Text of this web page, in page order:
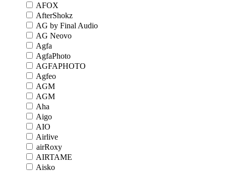
AFOX
AfterShokz
AG by Final Audio
AG Neovo
Agfa
AgfaPhoto
AGFAPHOTO
Agfeo
AGM
AGM
Aha
Aigo
AIO
Airlive
airRoxy
AIRTAME
Aisko